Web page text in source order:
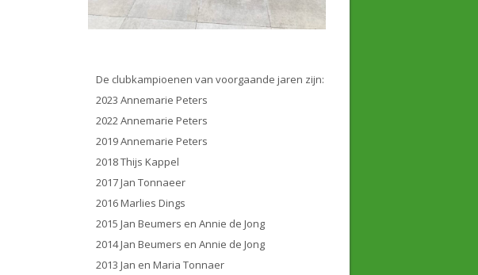
De clubkampioenen van voorgaande jaren zijn:
2023 Annemarie Peters
2022 Annemarie Peters
2019 Annemarie Peters
2018 Thijs Kappel
2017 Jan Tonnaeer
2016 Marlies Dings
2015 Jan Beumers en Annie de Jong
2014 Jan Beumers en Annie de Jong
2013 Jan en Maria Tonnaer